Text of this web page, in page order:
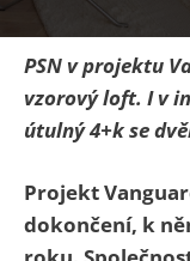
PSN v projektu
vzorový loft. I v
útulný 4+k se
Projekt
dokončení, k